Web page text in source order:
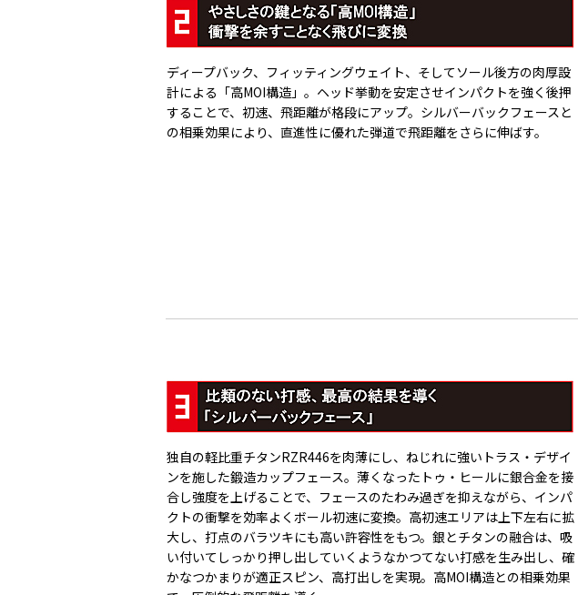
ディープバック、フィッティングウェイト、そしてソール後方の肉厚設
計による「高MOI構造」。ヘッド挙動を安定させインパクトを強く後押
することで、初速、飛距離が格段にアップ。シルバーバックフェースと
の相乗効果により、直進性に優れた弾道で飛距離をさらに伸ばす。
独自の軽比重チタンRZR446を肉薄にし、ねじれに強いトラス・デザイ
ンを施した鍛造カップフェース。薄くなったトゥ・ヒールに銀合金を接
合し強度を上げることで、フェースのたわみ過ぎを抑えながら、インパ
クトの衝撃を効率よくボール初速に変換。高初速エリアは上下左右に拡
大し、打点のバラツキにも高い許容性をもつ。銀とチタンの融合は、吸
い付いてしっかり押し出していくようなかつてない打感を生み出し、確
かなつかまりが適正スピン、高打出しを実現。高MOI構造との相乗効果